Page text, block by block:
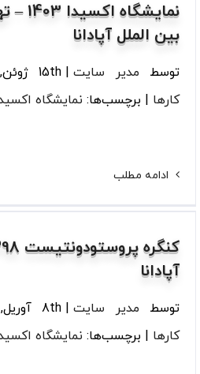
بین الملل آپادانا
توسط مدیر سایت 15th ژوئن, 2024
کارها
برچسب‌ها: نمایشگاه
ادامه مطلب
آپادانا
توسط مدیر سایت 8th آوریل, 2023
کارها
برچسب‌ها: نمایشگاه